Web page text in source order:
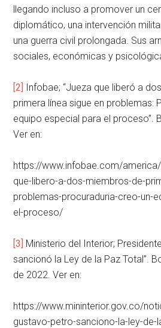
llegando incluso a promover un
diplomático, una intervención
una guerra civil prolongada. Sus
sociales, económicas y
[2] Infobae; “Jueza que liberó a
primera línea sigue en problemas:
equipo especial para el proceso”.
Ver en:
https://www.infobae.com/
que-libero-a-dos-miembros-de-
problemas-procuraduria-creo-un-
el-proceso/
[3] Ministerio del Interior;
sancionó la Ley de la Paz Total”.
de 2022. Ver en:
https://www.mininterior.gov.co/
gustavo-petro-sanciono-la-ley-de-